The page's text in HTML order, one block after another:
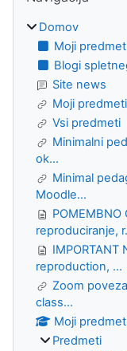
Domov
Moji
Blogi
Site news
Moji predmeti
Vsi predmeti
Minimalni
ok...
Minimal
Moodle...
POMEMBNO
reproduciranje,
IMPORTANT
reproduction, ...
Zoom
class...
Moji
Predmeti